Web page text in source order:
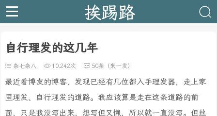
挨踢路
自行理发的这几年
杂七杂八 10,242次 50条（来一发）
最近看博友的博客，发现已经有几位都入手理发器，走上家
里理发、自行理发的道路。我应该算是走在这条道路的前
面，只是我没写出来，想写但又懒，所以就一直没写。但丝